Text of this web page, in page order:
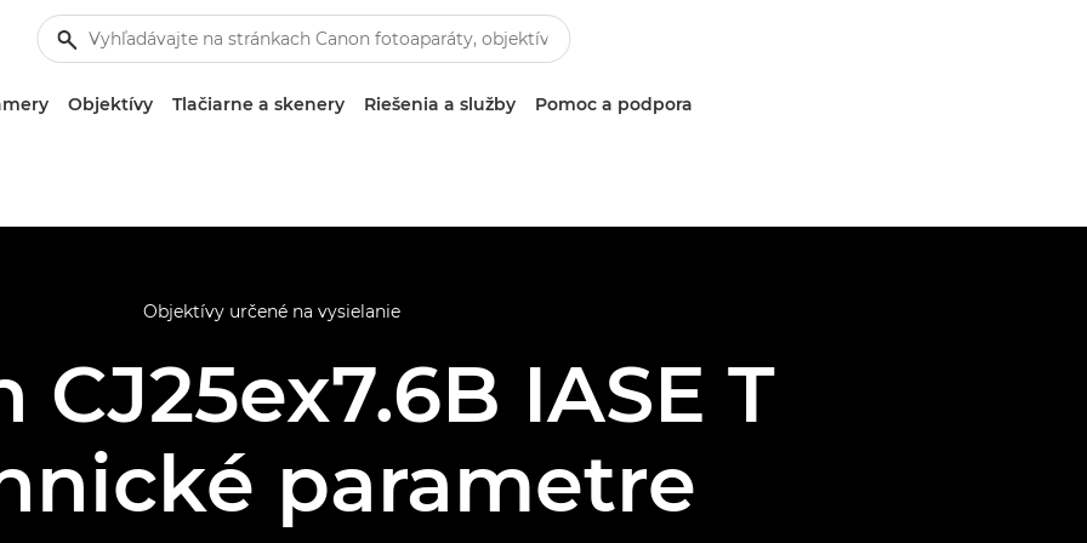
Objektívy Tlačiarne a skenery Riešenia a služby Pomoc a podpora
Objektívy určené na vysielanie
CJ25ex7.6B IASE T
parametre